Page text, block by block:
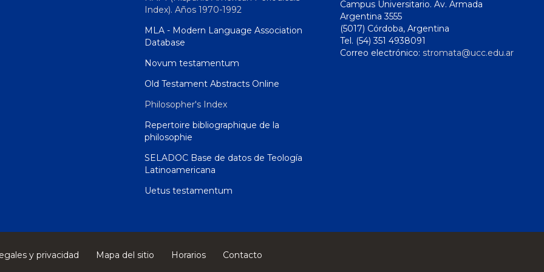
Index). Años 1970-1992
MLA - Modern Language Association
Database
Novum testamentum
Old Testament Abstracts Online
Philosopher's Index
Repertoire bibliographique de la
philosophie
SELADOC Base de datos de Teología
Latinoamericana
Uetus testamentum
Campus Universitario. Av. Armada
Argentina 3555
(5017) Córdoba, Argentina
Tel. (54) 351 4938091
Correo electrónico: stromata@ucc.edu.ar
y privacidad Mapa del sitio Horarios
Contacto